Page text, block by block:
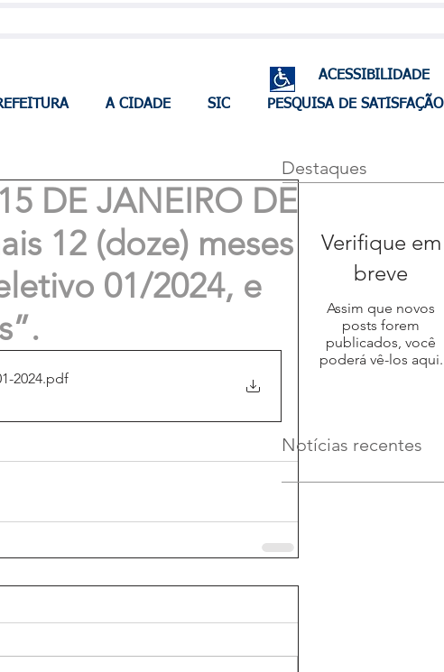
ACESSIBILIDADE
A CIDADE SIC PESQUISA DE SATISFAÇÃO
DE JANEIRO DE
12 (doze) meses
01/2024, e
2024.pdf
Destaques
Verifique em
breve
Assim que novos
posts forem
publicados, você
poderá vê-los aqui.
Notícias recentes